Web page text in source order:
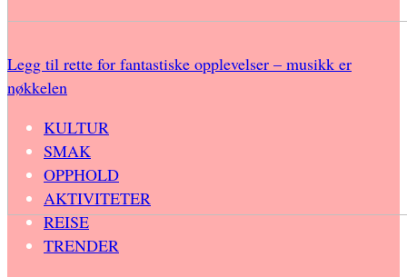
Legg til rette for fantastiske opplevelser – musikk er
nøkkelen
KULTUR
SMAK
OPPHOLD
AKTIVITETER
REISE
TRENDER